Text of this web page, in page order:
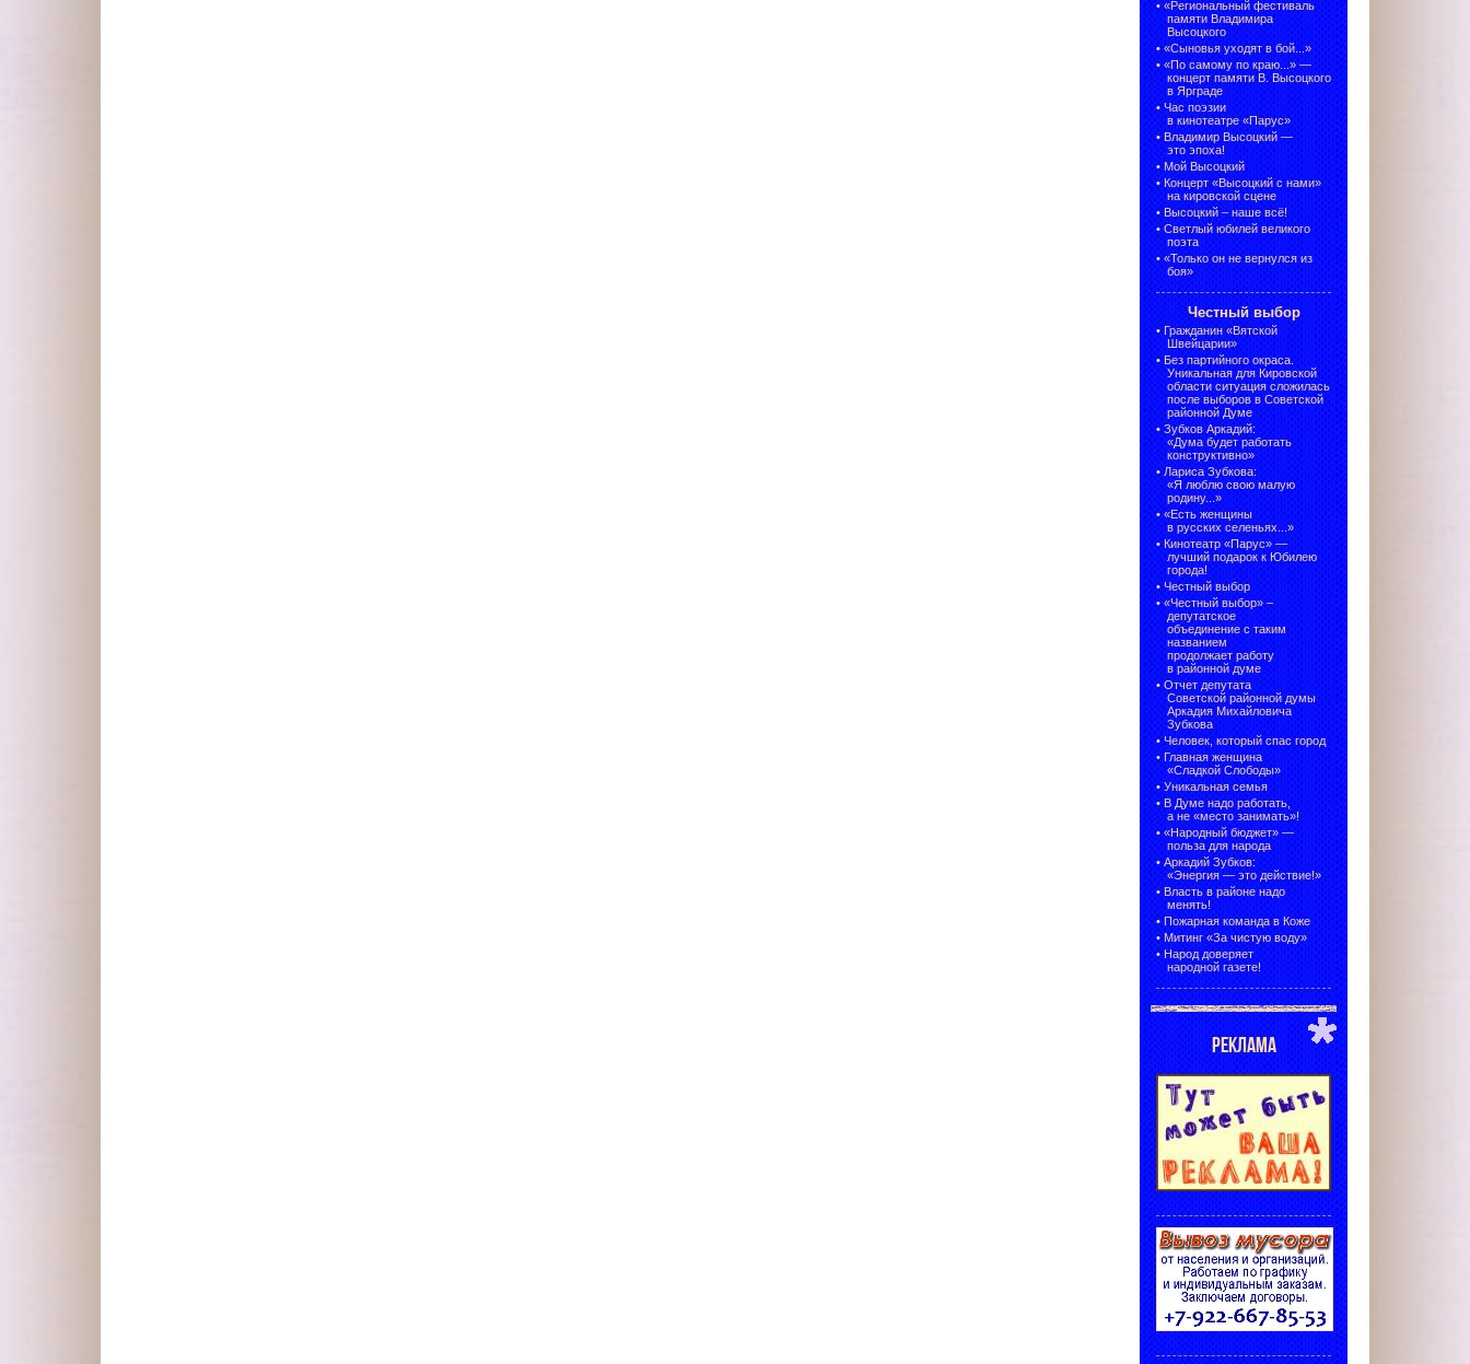
• «Региональный фестиваль
памяти Владимира
Высоцкого
• «Сыновья уходят в бой...»
• «По самому по краю...» —
концерт памяти В. Высоцкого
в Ярграде
• Час поэзии
в кинотеатре «Парус»
• Владимир Высоцкий —
это эпоха!
• Мой Высоцкий
• Концерт «Высоцкий с нами»
на кировской сцене
• Высоцкий – наше всё!
• Светлый юбилей великого
поэта
• «Только он не вернулся из
боя»
Честный выбор
• Гражданин «Вятской
Швейцарии»
• Без партийного окраса.
Уникальная для Кировской
области ситуация сложилась
после выборов в Советской
районной Думе
• Зубков Аркадий:
«Дума будет работать
конструктивно»
• Лариса Зубкова:
«Я люблю свою малую
родину...»
• «Есть женщины
в русских селеньях...»
• Кинотеатр «Парус» —
лучший подарок к Юбилею
города!
• Честный выбор
• «Честный выбор» –
депутатское
объединение с таким
названием
продолжает работу
в районной думе
• Отчет депутата
Советской районной думы
Аркадия Михайловича
Зубкова
• Человек, который спас город
• Главная женщина
«Сладкой Слободы»
• Уникальная семья
• В Думе надо работать,
а не «место занимать»!
• «Народный бюджет» —
польза для народа
• Аркадий Зубков:
«Энергия — это действие!»
• Власть в районе надо
менять!
• Пожарная команда в Коже
• Митинг «За чистую воду»
• Народ доверяет
народной газете!
РЕКЛАМА